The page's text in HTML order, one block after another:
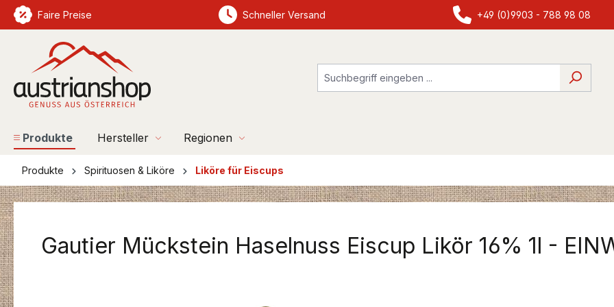
Zur Hauptnavigation springen
Faire Preise Schneller Versand +49 (0)9903 - 788 98 08
Produkte Hersteller Regionen
Produkte Spirituosen & Liköre Liköre für Eiscups
Gautier Mückstein Haselnuss Eiscup Likör 16% 1l -